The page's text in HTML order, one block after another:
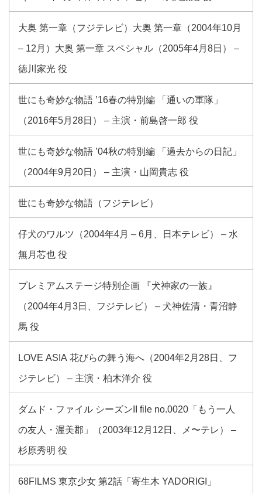
大奥 第一章（フジテレビ）大奥 第一章（2004年10月
– 12月）大奥 第一章 スペシャル（2005年4月8日） –
徳川家光 役
世にも奇妙な物語 ’16春の特別編 「通いの軍隊」
（2016年5月28日） – 主演・前島啓一郎 役
世にも奇妙な物語 ’04秋の特別編 「過去からの日記」
（2004年9月20日） – 主演・山岡貴志 役
世にも奇妙な物語（フジテレビ）
仔犬のワルツ（2004年4月 – 6月、日本テレビ） – 水
無月芯也 役
プレミアムステージ特別企画 『犬神家の一族』
（2004年4月3日、フジテレビ） – 犬神佐清・青沼静
馬 役
LOVE ASIA 花びらの舞う海へ（2004年2月28日、フ
ジテレビ） – 主演・柏木洋介 役
ダムド・ファイル シーズンII file no.0020「もう一人
の友人・渥美郡」（2003年12月12日、メ〜テレ） –
杉原秀明 役
68FILMS 東京少女 第2話「寄生木 YADORIGI」